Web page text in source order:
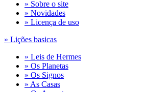
» Sobre o site
» Novidades
» Licença de uso
» Lições basicas
» Leis de Hermes
» Os Planetas
» Os Signos
» As Casas